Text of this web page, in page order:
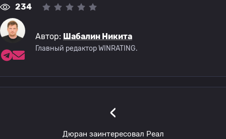
234
Автор: Шабалин Никита
Главный редактор WINRATING.
‹
Дюран заинтересовал Реал